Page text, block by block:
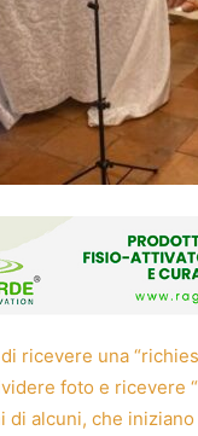
ricevere una
foto e ricevere
di alcuni, che